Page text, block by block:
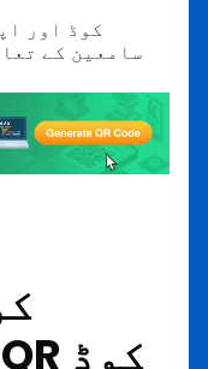
سامعین کے